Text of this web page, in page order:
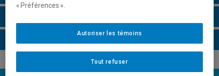
« Préférences ».
Tout refuser
Autoriser les témoins